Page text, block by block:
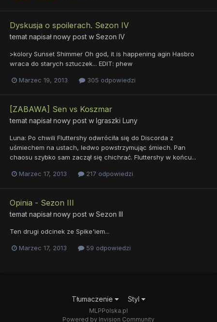
Dyskusja o spoilerach. Sezon IV
temat napisał nowy post w Sezon IV
>kolory Sunset Shimmer Oh god, it is happening agin Hasbro
wraca do starych sztuczek... EDIT: phew
Marzec 19, 2013 305 odpowiedzi
[ZABAWA] Sen vs Koszmar
temat napisał nowy post w Igraszki Luny
Luna: Po chwili Fluttershy odwróciła się do Discorda z
uśmiechem na ustach, ledwo powstrzymując śmiech. Pan
chaosu szybko sam zaczął się chichrać. Fluttershy w końcu...
Marzec 17, 2013 217 odpowiedzi
Opinia - Sezon III
temat napisał nowy post w Sezon III
Ten drugi odcinek ze Spike'iem...
Marzec 17, 2013 59 odpowiedzi
Tłumaczenie Styl
MLPPolska.pl
Powered by Invision Community